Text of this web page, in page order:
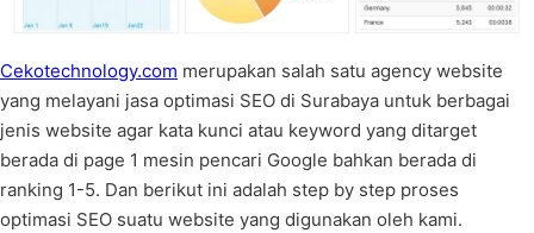
Cekotechnology.com merupakan salah satu agency website
yang melayani jasa optimasi SEO di Surabaya untuk berbagai
jenis website agar kata kunci atau keyword yang ditarget
berada di page 1 mesin pencari Google bahkan berada di
ranking 1-5. Dan berikut ini adalah step by step proses
optimasi SEO suatu website yang digunakan oleh kami.